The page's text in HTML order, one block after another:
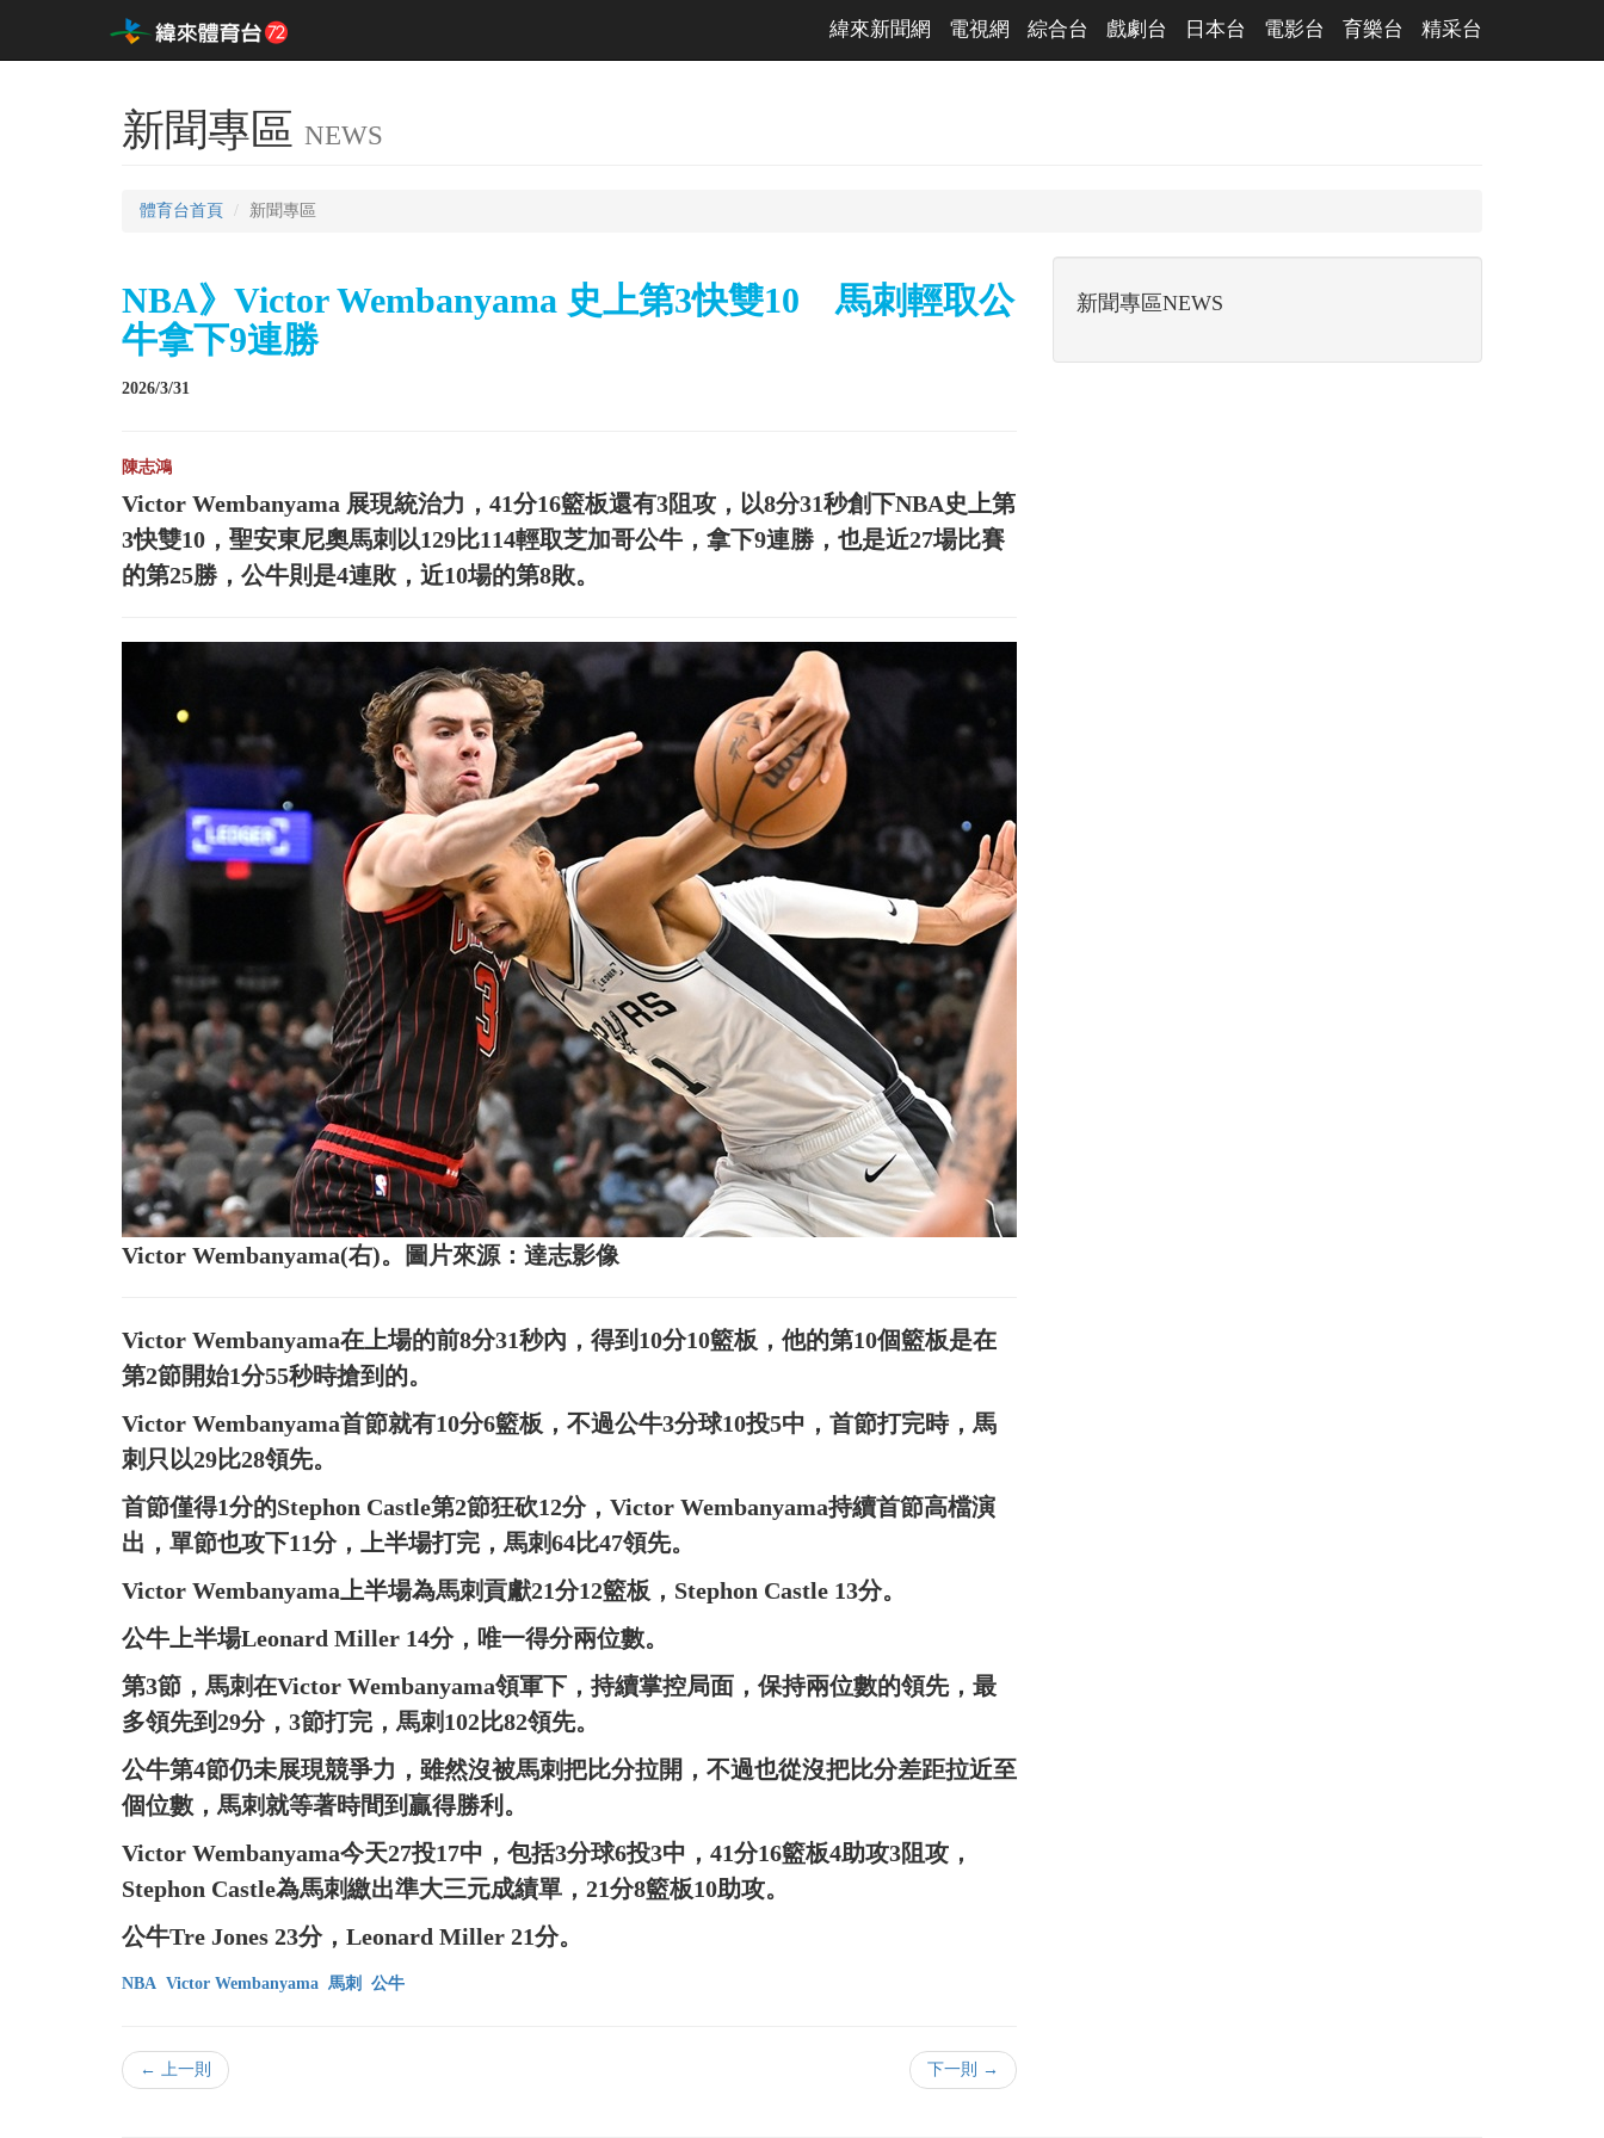
緯來新聞網 電視網 綜合台 戲劇台 日本台 電影台 育樂台 精采台
新聞專區 NEWS
體育台首頁 新聞專區
NBA》Victor Wembanyama 史上第3快雙10 馬刺輕取公
牛拿下9連勝
2026/3/31
陳志鴻
Victor Wembanyama 展現統治力，41分16籃板還有3阻攻，以8分31秒創下NBA史上第
3快雙10，聖安東尼奧馬刺以129比114輕取芝加哥公牛，拿下9連勝，也是近27場比賽
的第25勝，公牛則是4連敗，近10場的第8敗。
Victor Wembanyama(右)。圖片來源：達志影像
Victor Wembanyama在上場的前8分31秒內，得到10分10籃板，他的第10個籃板是在
第2節開始1分55秒時搶到的。
Victor Wembanyama首節就有10分6籃板，不過公牛3分球10投5中，首節打完時，馬
刺只以29比28領先。
首節僅得1分的Stephon Castle第2節狂砍12分，Victor Wembanyama持續首節高檔演
出，單節也攻下11分，上半場打完，馬刺64比47領先。
Victor Wembanyama上半場為馬刺貢獻21分12籃板，Stephon Castle 13分。
公牛上半場Leonard Miller 14分，唯一得分兩位數。
第3節，馬刺在Victor Wembanyama領軍下，持續掌控局面，保持兩位數的領先，最
多領先到29分，3節打完，馬刺102比82領先。
公牛第4節仍未展現競爭力，雖然沒被馬刺把比分拉開，不過也從沒把比分差距拉近至
個位數，馬刺就等著時間到贏得勝利。
Victor Wembanyama今天27投17中，包括3分球6投3中，41分16籃板4助攻3阻攻，
Stephon Castle為馬刺繳出準大三元成績單，21分8籃板10助攻。
公牛Tre Jones 23分，Leonard Miller 21分。
NBA Victor Wembanyama 馬刺 公牛
← 上一則 下一則 →
新聞專區NEWS